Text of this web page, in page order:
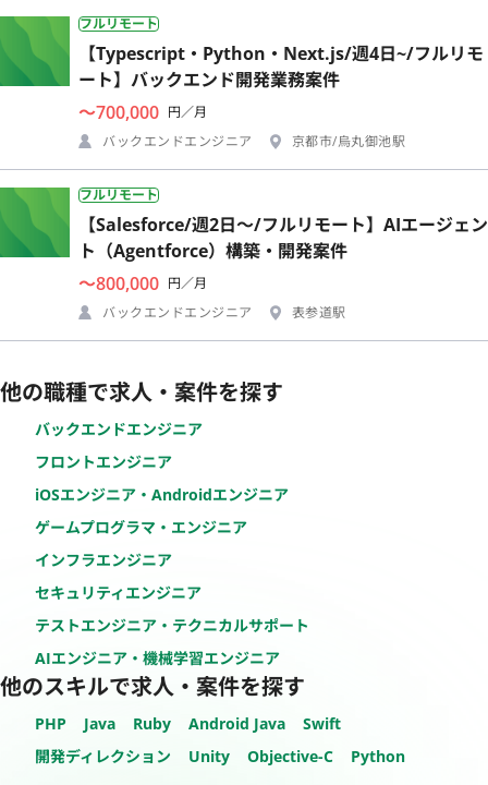
フルリモート
【Typescript・Python・Next.js/週4日~/フルリモ
ート】バックエンド開発業務案件
〜700,000 円／月
バックエンドエンジニア
京都市/烏丸御池駅
フルリモート
【Salesforce/週2日〜/フルリモート】AIエージェン
ト（Agentforce）構築・開発案件
〜800,000 円／月
バックエンドエンジニア
表参道駅
他の職種で求人・案件を探す
バックエンドエンジニア
フロントエンジニア
iOSエンジニア・Androidエンジニア
ゲームプログラマ・エンジニア
インフラエンジニア
セキュリティエンジニア
テストエンジニア・テクニカルサポート
AIエンジニア・機械学習エンジニア
他のスキルで求人・案件を探す
PHP Java Ruby Android Java
Swift
開発ディレクション
Unity Objective-C Python